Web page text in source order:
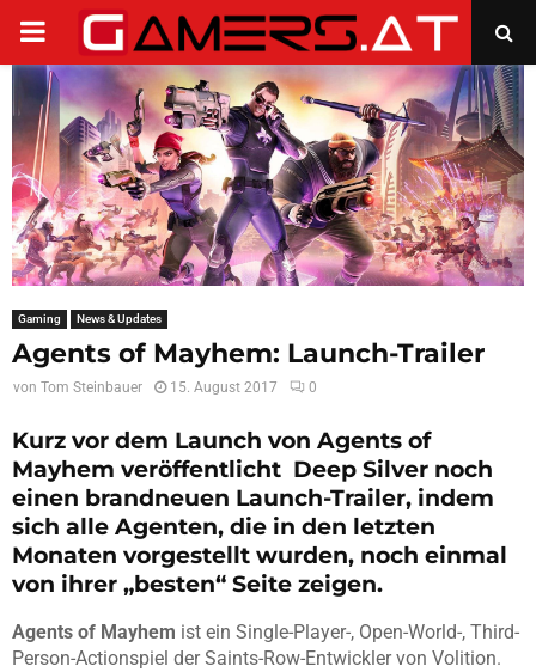
PRIMARY
MENU
Gaming News & Updates
Agents of Mayhem: Launch-Trailer
von Tom Steinbauer 15. August 2017 0
Kurz vor dem Launch von Agents of
Mayhem veröffentlicht Deep Silver noch
einen brandneuen Launch-Trailer, indem
sich alle Agenten, die in den letzten
Monaten vorgestellt wurden, noch einmal
von ihrer „besten“ Seite zeigen.
Agents of Mayhem ist ein Single-Player-, Open-World-, Third-
Person-Actionspiel der Saints-Row-Entwickler von Volition.